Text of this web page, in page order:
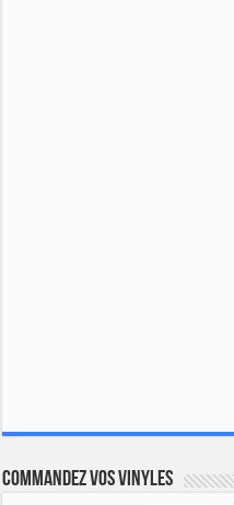
Commandez vos vinyles